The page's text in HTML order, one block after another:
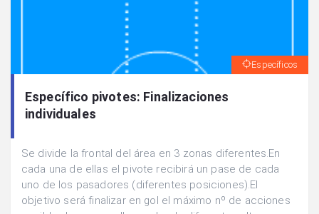
Específicos
Específico pivotes: Finalizaciones
individuales
Se divide la frontal del área en 3 zonas diferentes.En
cada una de ellas el pivote recibirá un pase de cada
uno de los pasadores (diferentes posiciones).El
objetivo será finalizar en gol el máximo nº de acciones